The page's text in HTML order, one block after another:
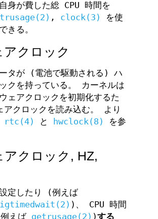
身が費した総 CPU 時間を
, clock(3)
を使
きる。
クロック
タが (電池で駆動される) ハ
クを持っている。 カーネルは
ェアクロックを初期化するた
クロックを読み込む。 より
rtc(4) と hwclock(8)
を参
アクロック, HZ,
定したり (例えば
)、 CPU 時間
えば getrusage(2) )する